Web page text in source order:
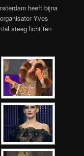
heeft bijna
Yves
steeg licht ten